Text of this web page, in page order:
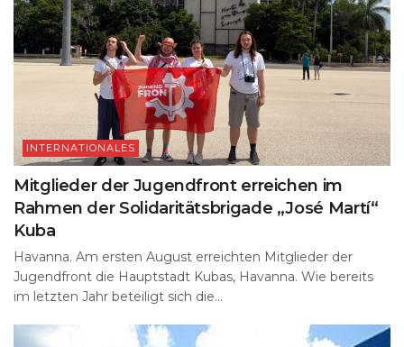
INTERNATIONALES
Mitglieder der Jugendfront erreichen im
Rahmen der Solidaritätsbrigade „José Martí“
Kuba
Havanna. Am ersten August erreichten Mitglieder der
Jugendfront die Hauptstadt Kubas, Havanna. Wie bereits
im letzten Jahr beteiligt sich die...